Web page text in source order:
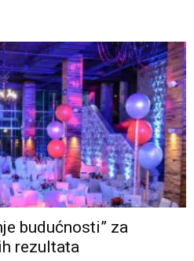
budućnosti” za
rezultata